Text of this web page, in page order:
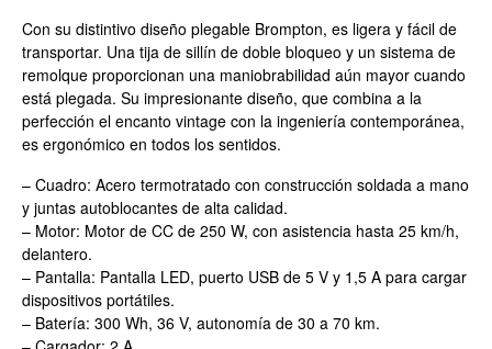
Con su distintivo diseño plegable Brompton, es ligera y fácil de
transportar. Una tija de sillín de doble bloqueo y un sistema de
remolque proporcionan una maniobrabilidad aún mayor cuando
está plegada. Su impresionante diseño, que combina a la
perfección el encanto vintage con la ingeniería contemporánea,
es ergonómico en todos los sentidos.
– Cuadro: Acero termotratado con construcción soldada a mano
y juntas autoblocantes de alta calidad.
– Motor: Motor de CC de 250 W, con asistencia hasta 25 km/h,
delantero.
– Pantalla: Pantalla LED, puerto USB de 5 V y 1,5 A para cargar
dispositivos portátiles.
– Batería: 300 Wh, 36 V, autonomía de 30 a 70 km.